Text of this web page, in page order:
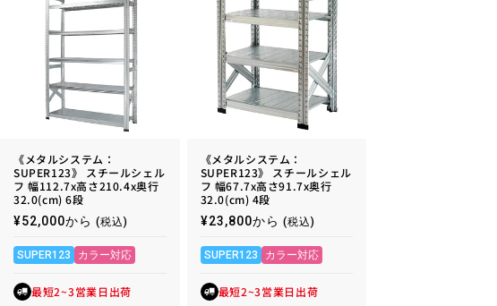
《メタルシステム：
SUPER123》 スチールシェル
フ 幅112.7x高さ210.4x奥行
32.0(cm) 6段
通
価
格
¥52,000から (税込)
SUPER123 カラー対応
最短2~3営業日出荷
《メタルシステム：
SUPER123》 スチールシェル
フ 幅67.7x高さ91.7x奥行
32.0(cm) 4段
通
価
格
¥23,800から (税込)
SUPER123 カラー対応
最短2~3営業日出荷